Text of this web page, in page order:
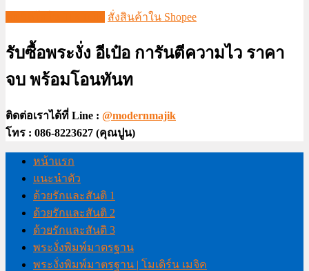
สั่งสินค้าใน Shopee
รับซื้อพระงั่ง อีเป๋อ การันตีความไว ราคา
จบ พร้อมโอนทันท
ติดต่อเราได้ที่ Line : @modernmajik
โทร : 086-8223627 (คุณปูน)
หน้าแรก
แนะนำตัว
ด้วยรักและสันติ 1
ด้วยรักและสันติ 2
ด้วยรักและสันติ 3
พระงั่งพิมพ์มาตรฐาน
พระงั่งพิมพ์มาตรฐาน | โมเดิร์น เมจิค